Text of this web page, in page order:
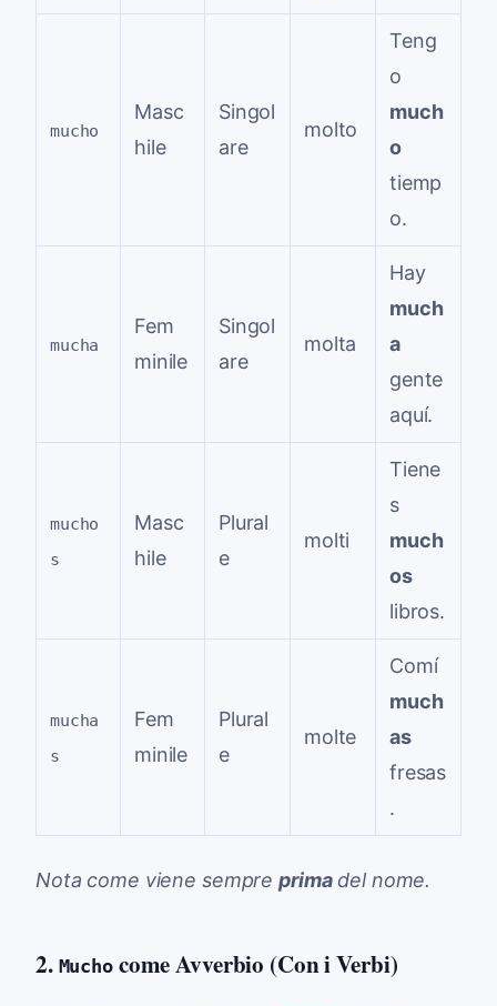
mucho
Masc
hile
Singol
are
molto
Teng
o
much
o
tiemp
o.
mucha
Fem
minile
Singol
are
molta
Hay
much
a
gente
aquí.
mucho
s
Masc
hile
Plural
e
molti
Tiene
s
much
os
libros.
mucha
s
Fem
minile
Plural
e
molte
Comí
much
as
fresas
.
Nota come viene sempreprimadel nome.
2. Mucho come Avverbio (Con i Verbi)